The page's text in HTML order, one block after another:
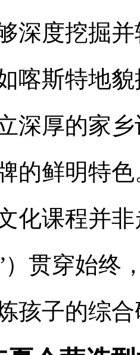
深度挖掘
喀斯特地
深厚的家
的鲜明特
化课程并
贯穿始终
孩子的综